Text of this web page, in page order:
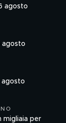
agosto
agosto
agosto
migliaia per